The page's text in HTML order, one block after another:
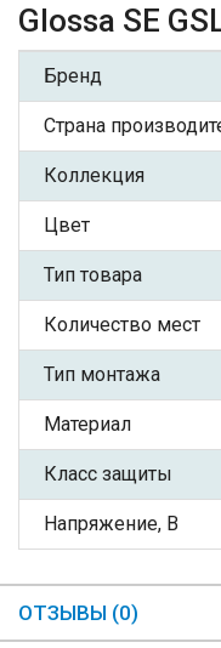
Glossa SE
Бренд
Страна
Коллекция
Цвет
Тип товара
Количество мест
Тип монтажа
Материал
Класс защиты
Напряжение, В
ОТЗЫВЫ (0)